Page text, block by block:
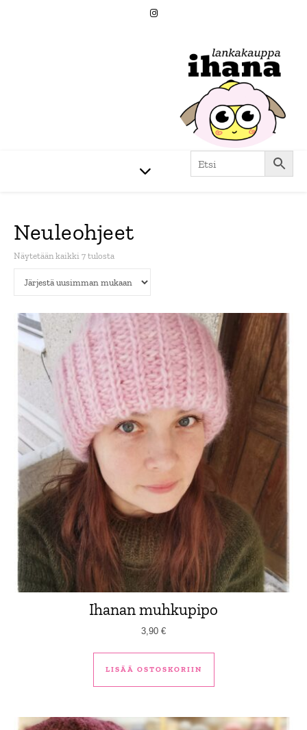
Neuleohjeet
Näytetään kaikki 7 tulosta
Ihanan muhkupipo
3,90 €
LISÄÄ OSTOSKORIIN